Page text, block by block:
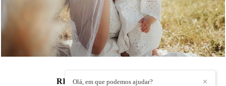
RITA MARTINS/CONTACTO ✕
Olá, em que podemos ajudar?